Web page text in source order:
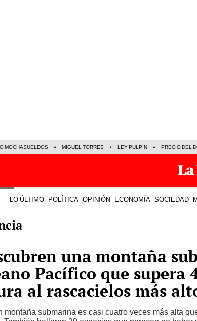
LO ÚLTIMO POLÍTICA OPINIÓN ECONOMÍA SOCIEDAD
una montaña
Pacífico que supera
al rascacielos más
montaña submarina es casi cuatro veces más alta
También hallaron 20 especies que parecen no haber